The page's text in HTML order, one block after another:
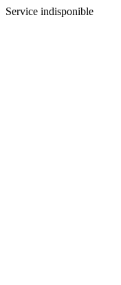
Service indisponible